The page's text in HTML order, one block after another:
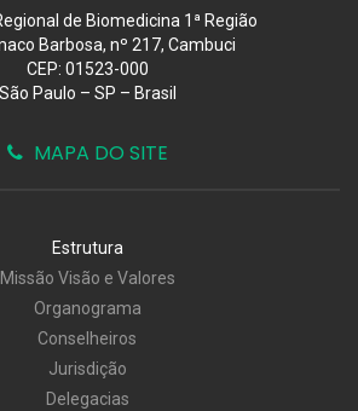
de Biomedicina 1ª Região
Barbosa, nº 217, Cambuci
CEP: 01523-000
São Paulo – SP – Brasil
MAPA DO SITE
Estrutura
Missão Visão e Valores
Organograma
Conselheiros
Jurisdição
Delegacias